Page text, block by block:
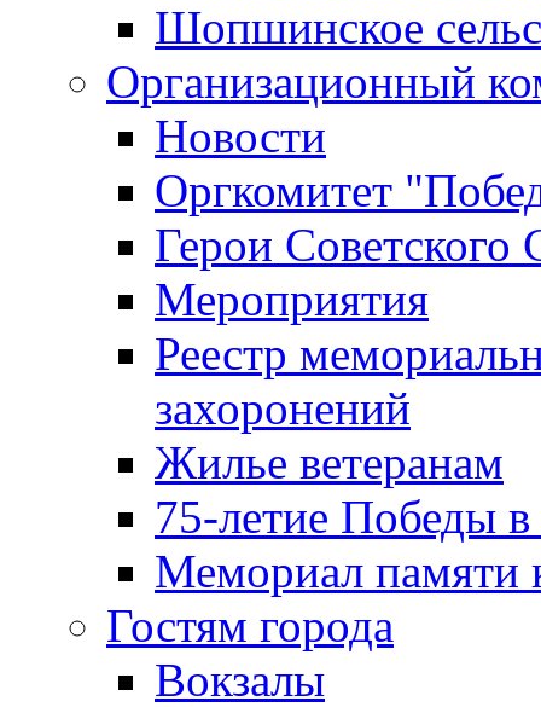
Шопшинское
Организационный
Новости
Оргкомитет
Герои Советского
Мероприятия
Реестр
захоронений
Жилье ветеранам
75-летие Победы
Мемориал памяти
Гостям города
Вокзалы